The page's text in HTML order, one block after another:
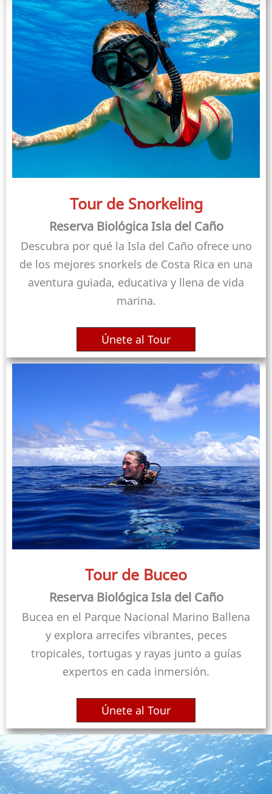
Tour de Snorkeling
Reserva Biológica Isla del Caño
Descubra por qué la Isla del Caño ofrece uno
de los mejores snorkels de Costa Rica en una
aventura guiada, educativa y llena de vida
marina.
Únete al Tour
Tour de Buceo
Reserva Biológica Isla del Caño
Bucea en el Parque Nacional Marino Ballena
y explora arrecifes vibrantes, peces
tropicales, tortugas y rayas junto a guías
expertos en cada inmersión.
Únete al Tour